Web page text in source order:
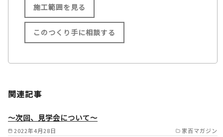
施工範囲を見る
施工範囲
部/横浜町の一部 /
このつくり手に相談する
関連記事
2022年4月28日 家百マガジン
～次回、見学会について～